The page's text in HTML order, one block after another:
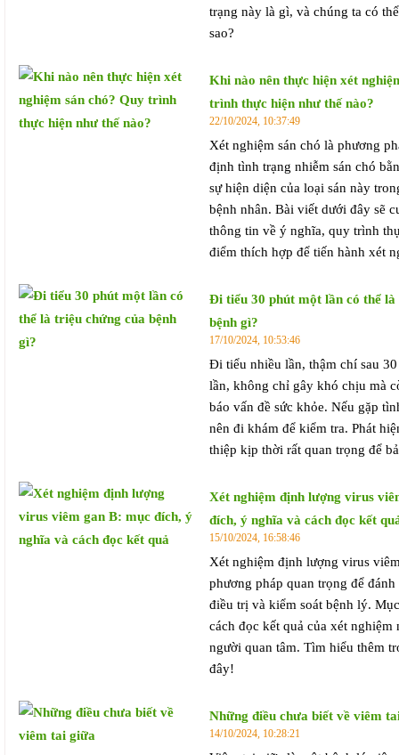
trạng này là gì, và chúng ta có
sao?
Khi nào nên thực hiện xét
trình thực hiện như thế nào?
22/10/2024, 10:37:49
Xét nghiệm sán chó là phương
định tình trạng nhiễm sán chó
sự hiện diện của loại sán này
bệnh nhân. Bài viết dưới đây sẽ
thông tin về ý nghĩa, quy trình
điểm thích hợp để tiến hành xét
Đi tiểu 30 phút một lần có thể
bệnh gì?
17/10/2024, 10:53:46
Đi tiểu nhiều lần, thậm chí sau
lần, không chỉ gây khó chịu mà
báo vấn đề sức khỏe. Nếu gặp
nên đi khám để kiểm tra. Phát
thiệp kịp thời rất quan trọng để
Xét nghiệm định lượng virus
đích, ý nghĩa và cách đọc kết
15/10/2024, 16:58:46
Xét nghiệm định lượng virus
phương pháp quan trọng để
điều trị và kiểm soát bệnh lý.
cách đọc kết quả của xét nghiệm
người quan tâm. Tìm hiểu thêm
đây!
Những điều chưa biết về viêm
14/10/2024, 10:28:21